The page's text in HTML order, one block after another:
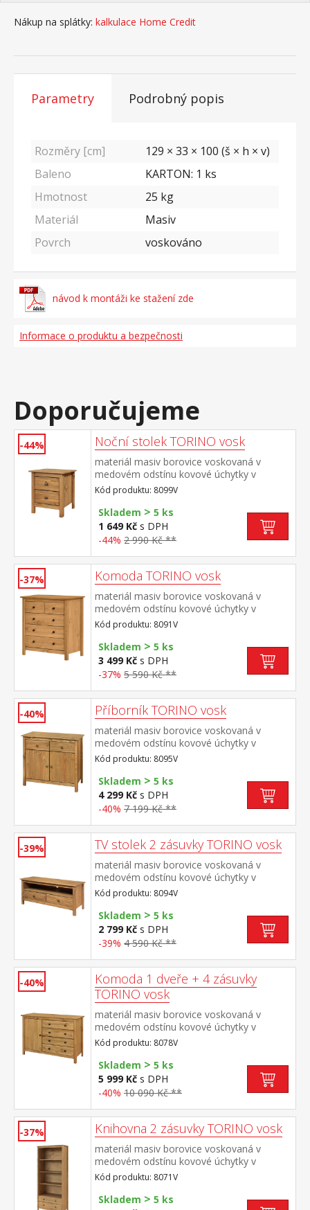
Nákup na splátky: kalkulace Home Credit
Parametry Podrobný popis
Rozměry [cm]
129 × 33 × 100 (š × h × v)
Baleno
KARTON: 1 ks
Hmotnost
25 kg
Materiál
Masiv
Povrch
voskováno
návod k montáži ke stažení zde
Informace o produktu a bezpečnosti
Doporučujeme
-44% Noční stolek TORINO vosk
materiál masiv borovice voskovaná v
medovém odstínu kovové úchytky v
barevném provedení černěná mosaz 2
zásuvky s kovovými pojezdy
Kód produktu: 8099V
Skladem > 5 ks
1 649 Kč s DPH
-44% 2 990 Kč **
-37% Komoda TORINO vosk
materiál masiv borovice voskovaná v
medovém odstínu kovové úchytky v
barevném provedení černěná mosaz 2
menší a 3 větší zásuvky s kovovými pojezdy
Kód produktu: 8091V
Skladem > 5 ks
3 499 Kč s DPH
-37% 5 590 Kč **
-40% Příborník TORINO vosk
materiál masiv borovice voskovaná v
medovém odstínu kovové úchytky v
barevném provedení černěná mosaz 2
zásuvky s kovovými pojezdy, 2 plné dveře,
1 police vhodný doplněk nástavec 8096V
Kód produktu: 8095V
Skladem > 5 ks
4 299 Kč s DPH
-40% 7 199 Kč **
-39% TV stolek 2 zásuvky TORINO vosk
materiál masiv borovice voskovaná v
medovém odstínu kovové úchytky v
barevném provedení černěná mosaz 2
zásuvky s kovovými pojezdy, 1
police maximální doporučené zatížení horní
desky do 50 kg
Kód produktu: 8094V
Skladem > 5 ks
2 799 Kč s DPH
-39% 4 590 Kč **
-40%
Komoda 1 dveře + 4 zásuvky
TORINO vosk
materiál masiv borovice voskovaná v
medovém odstínu kovové úchytky v
barevném provedení černěná mosaz 1
dvířka a 4 zásuvky s kovovými pojezdy
Kód produktu: 8078V
Skladem > 5 ks
5 999 Kč s DPH
-40% 10 090 Kč **
-37% Knihovna 2 zásuvky TORINO vosk
materiál masiv borovice voskovaná v
medovém odstínu kovové úchytky v
barevném provedení černěná mosaz tři
police, dvě zásuvky s kovovými pojezdy
Kód produktu: 8071V
Skladem > 5 ks